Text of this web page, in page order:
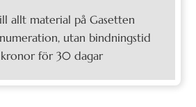
allt material på Gasetten
utan bindningstid
kronor för 30 dagar